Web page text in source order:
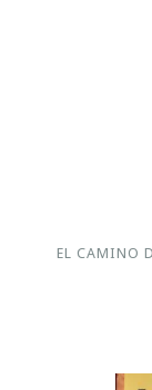
EL CAMINO